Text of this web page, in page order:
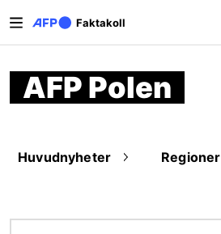
Faktakoll
AFP Polen
Huvudnyheter Regioner